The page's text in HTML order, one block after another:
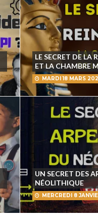
LE SECRET DE LA
ET LA CHAMBRE
MARDI 18 MARS
UN SECRET DES
NÉOLITHIQUE
MERCREDI 8